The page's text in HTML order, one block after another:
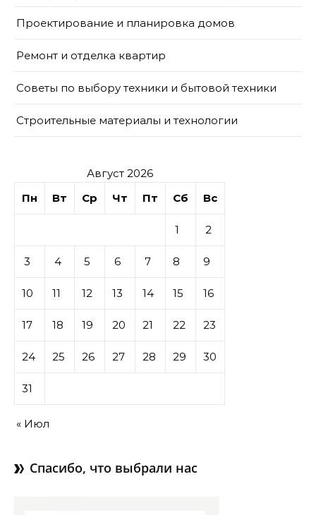
Проектирование и планировка домов
Ремонт и отделка квартир
Советы по выбору техники и бытовой техники
Строительные материалы и технологии
Август 2026
Пн
Вт Ср Чт Пт Сб Вс
1 2
3 4 5 6 7 8 9
10 11 12 13 14 15 16
17 18 19 20 21 22 23
24 25 26 27 28 29 30
31
« Июл
Спасибо, что выбрали нас